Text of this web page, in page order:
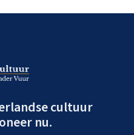
cultuur
nu.